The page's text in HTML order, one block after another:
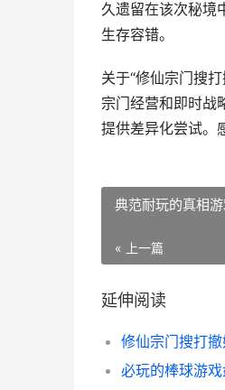
久遗留在该次秘境
生存容错。
关于“修仙宗门搜
宗门经营和即时战
提供差异化尝试。
典范耐玩的真相
« 上一篇
延伸阅读
必玩的棒球游